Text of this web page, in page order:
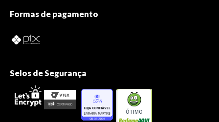
Formas de pagamento
Selos de Segurança
ÓTIMO